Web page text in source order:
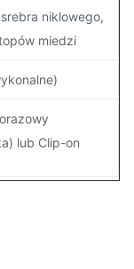
niklowego,
miedzi
lub Clip-on